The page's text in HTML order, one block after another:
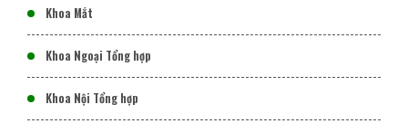
Khoa Mắt
Khoa Ngoại Tổng hợp
Khoa Nội Tổng hợp